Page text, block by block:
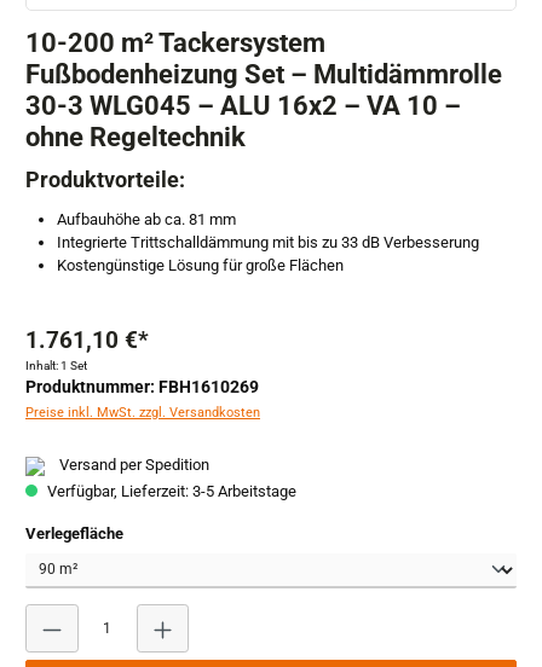
10-200 m² Tackersystem
Fußbodenheizung Set – Multidämmrolle
30-3 WLG045 – ALU 16x2 – VA 10 –
ohne Regeltechnik
Produktvorteile:
Aufbauhöhe ab ca. 81 mm
Integrierte Trittschalldämmung mit bis zu 33 dB Verbesserung
Kostengünstige Lösung für große Flächen
1.761,10 €*
Inhalt:1 Set
Produktnummer: FBH1610269
Preise inkl. MwSt. zzgl. Versandkosten
Versand per Spedition
Verfügbar, Lieferzeit: 3-5 Arbeitstage
Verlegeflächeauswählen
Produkt Anzahl: Gib den gewünschten Wert ein oder